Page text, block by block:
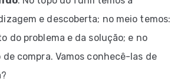
e descoberta; no meio temos:
do problema e da solução; e no
compra. Vamos conhecê-las de